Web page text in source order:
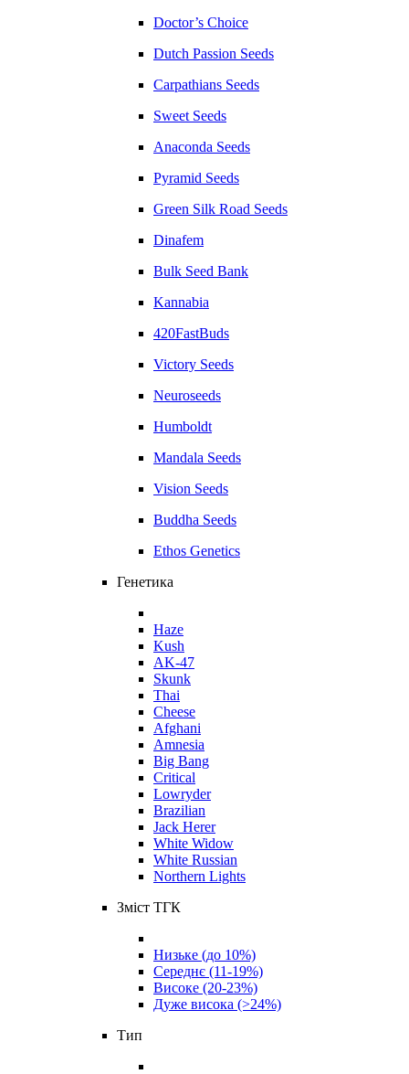
Doctor’s Choice
Dutch Passion Seeds
Carpathians Seeds
Sweet Seeds
Anaconda Seeds
Pyramid Seeds
Green Silk Road Seeds
Dinafem
Bulk Seed Bank
Kannabia
420FastBuds
Victory Seeds
Neuroseeds
Humboldt
Mandala Seeds
Vision Seeds
Buddha Seeds
Ethos Genetics
Генетика
Haze
Kush
AK-47
Skunk
Thai
Cheese
Afghani
Amnesia
Big Bang
Critical
Lowryder
Brazilian
Jack Herer
White Widow
White Russian
Northern Lights
Зміст ТГК
Низьке (до 10%)
Середнє (11-19%)
Високе (20-23%)
Дуже висока (>24%)
Тип